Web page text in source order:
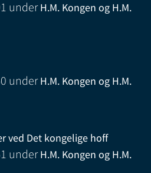
underH.M. Kongen og H.M.
underH.M. Kongen og H.M.
ved Det kongelige hoff
underH.M. Kongen og H.M.